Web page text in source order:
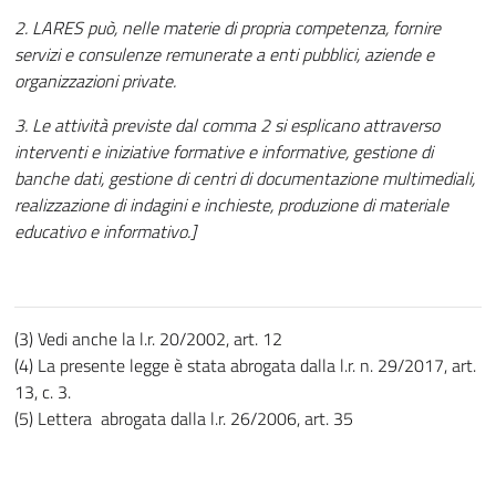
2. LARES può, nelle materie di propria competenza, fornire
servizi e consulenze remunerate a enti pubblici, aziende e
organizzazioni private.
3. Le attività previste dal comma 2 si esplicano attraverso
interventi e iniziative formative e informative, gestione di
banche dati, gestione di centri di documentazione multimediali,
realizzazione di indagini e inchieste, produzione di materiale
educativo e informativo.]
(3) Vedi anche la l.r. 20/2002, art. 12
(4) La presente legge è stata abrogata dalla l.r. n. 29/2017, art.
13, c. 3.
(5) Lettera abrogata dalla l.r. 26/2006, art. 35